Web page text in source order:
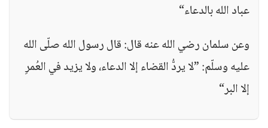
عباد الله بالدعاء“
وعن سلمان رضي الله عنه قال: قال رسول الله صلّى الله
عليه وسلّم: ”لا يردُّ القضاء إلا الدعاء، ولا يزيد في العُمرِ
إلا البر“